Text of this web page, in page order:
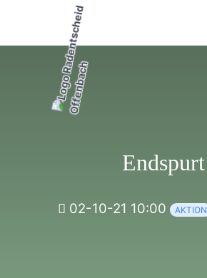
Endspurt
02-10-21 10:00 AKTION